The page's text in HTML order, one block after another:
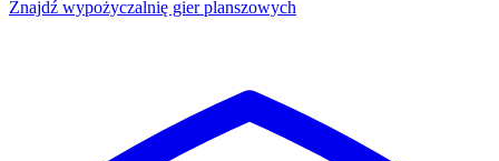
Znajdź wypożyczalnię gier planszowych